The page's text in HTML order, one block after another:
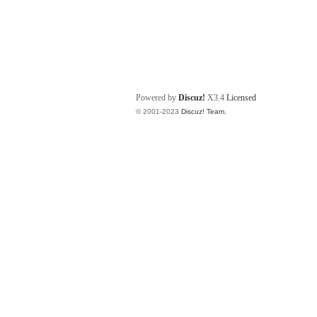
Powered by Discuz! X3.4 Licensed
© 2001-2023 Discuz! Team